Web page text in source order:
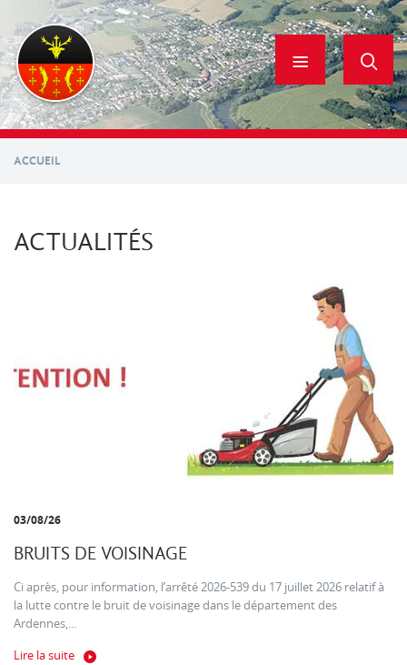
contenu
principal
ACCUEIL
ACTUALITÉS
03/08/26
BRUITS DE VOISINAGE
Ci après, pour information, l’arrêté 2026-539 du 17 juillet 2026 relatif à
la lutte contre le bruit de voisinage dans le département des
Ardennes,...
Lire la suite